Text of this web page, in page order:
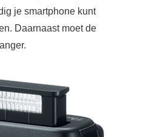
je smartphone kunt
Daarnaast moet de